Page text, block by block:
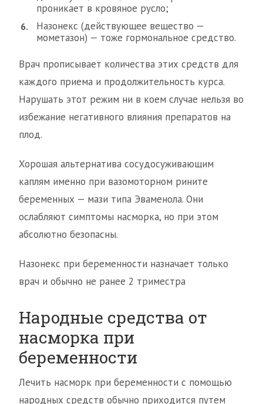
проникает в кровяное русло;
Назонекс (действующее вещество —
мометазон) — тоже гормональное средство.
Врач прописывает количества этих средств для
каждого приема и продолжительность курса.
Нарушать этот режим ни в коем случае нельзя во
избежание негативного влияния препаратов на
плод.
Хорошая альтернатива сосудосуживающим
каплям именно при вазомоторном рините
беременных — мази типа Эваменола. Они
ослабляют симптомы насморка, но при этом
абсолютно безопасны.
Назонекс при беременности назначает только
врач и обычно не ранее 2 триместра
Народные средства от
насморка при
беременности
Лечить насморк при беременности с помощью
народных средств обычно приходится путем